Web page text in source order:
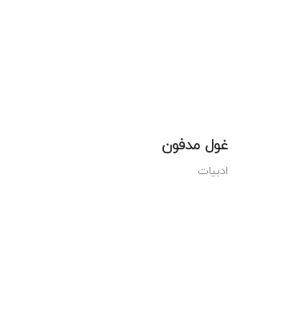
ادبیات
غول مدفون